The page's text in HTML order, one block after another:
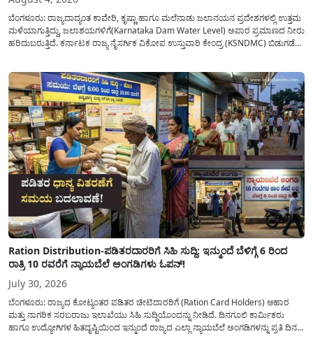
ಬೆಂಗಳೂರು: ರಾಜ್ಯದಾದ್ಯಂತ ಕಾವೇರಿ, ಕೃಷ್ಣಾ ಹಾಗೂ ಮಲೆನಾಡು ಜಲಾನಯನ ಪ್ರದೇಶಗಳಲ್ಲಿ ಉತ್ತಮ
ಮಳೆಯಾಗುತ್ತಿದ್ದು, ಜಲಾಶಯಗಳಿಗೆ(Karnataka Dam Water Level) ಅಪಾರ ಪ್ರಮಾಣದ ನೀರು
ಹರಿದುಬರುತ್ತಿದೆ. ಕರ್ನಾಟಕ ರಾಜ್ಯ ನೈಸರ್ಗಿಕ ವಿಕೋಪ ಉಸ್ತುವಾರಿ ಕೇಂದ್ರ (KSNDMC) ಬಿಡುಗಡೆ
Ration Distribution-ಪಡಿತರದಾರರಿಗೆ ಸಿಹಿ ಸುದ್ದಿ: ಇನ್ಮುಂದೆ ಬೆಳಿಗ್ಗೆ 6 ರಿಂದ
ರಾತ್ರಿ 10 ರವರೆಗೆ ನ್ಯಾಯಬೆಲೆ ಅಂಗಡಿಗಳು ಓಪನ್!
July 30, 2026
ಬೆಂಗಳೂರು: ರಾಜ್ಯದ ಕೋಟ್ಯಂತರ ಪಡಿತರ ಚೀಟಿದಾರರಿಗೆ (Ration Card Holders) ಆಹಾರ
ಮತ್ತು ನಾಗರಿಕ ಸರಬರಾಜು ಇಲಾಖೆಯು ಸಿಹಿ ಸುದ್ದಿಯೊಂದನ್ನು ನೀಡಿದೆ. ದಿನಗೂಲಿ ಕಾರ್ಮಿಕರು
ಹಾಗೂ ಉದ್ಯೋಗಿಗಳ ಹಿತದೃಷ್ಟಿಯಿಂದ ಇನ್ಮುಂದೆ ರಾಜ್ಯದ ಎಲ್ಲಾ ನ್ಯಾಯಬೆಲೆ ಅಂಗಡಿಗಳನ್ನು ಪ್ರತಿ ದಿನ